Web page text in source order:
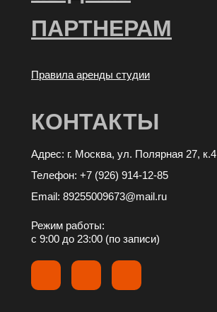
Правила аренды студии
ПАРТНЕРАМ
КОНТАКТЫ
Адрес: г. Москва, ул. Полярная 27, к.4
Режим работы:
с 9:00 до 23:00 (по записи)
Телефон: +7 (926) 914-12-85
Email: 89255009673@mail.ru